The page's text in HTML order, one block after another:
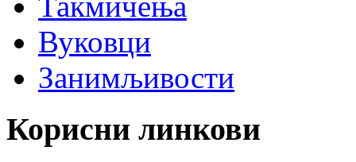
Вуковци
Занимљивости
Корисни линкови